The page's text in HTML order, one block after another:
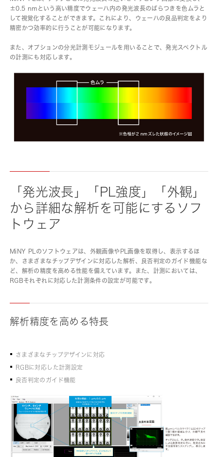
±0.5 nmという高い精度でウェーハ内の発光波長のばらつきを色ムラと
して視覚化することができます。これにより、ウェーハの良品判定をより
精密かつ効率的に行うことが可能になります。
また、オプションの分光計測モジュールを用いることで、発光スペクトル
の計測にも対応します。
「発光波長」「PL強度」「外観」
から詳細な解析を可能にするソフ
トウェア
MiNY PLのソフトウェアは、外観画像やPL画像を取得し、表示するほ
か、さまざまなチップデザインに対応した解析、良否判定のガイド機能な
ど、解析の精度を高める性能を備えています。また、計測においては、
RGBそれぞれに対応した計測条件の設定が可能です。
解析精度を高める特長
さまざまなチップデザインに対応
RGBに対応した計測設定
良否判定のガイド機能